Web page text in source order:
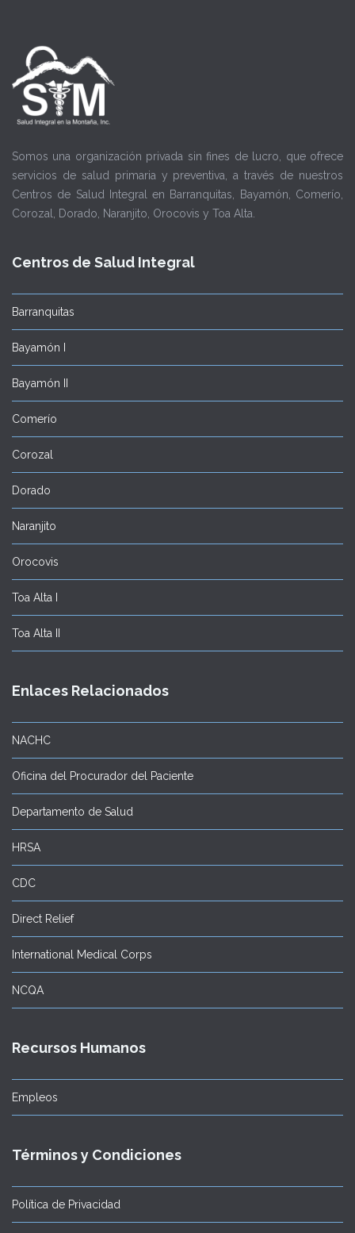
Somos una organización privada sin fines de lucro, que ofrece
servicios de salud primaria y preventiva, a través de nuestros
Centros de Salud Integral en Barranquitas, Bayamón, Comerío,
Corozal, Dorado, Naranjito, Orocovis y Toa Alta.
Centros de Salud Integral
Barranquitas
Bayamón I
Bayamón II
Comerío
Corozal
Dorado
Naranjito
Orocovis
Toa Alta I
Toa Alta II
Enlaces Relacionados
NACHC
Oficina del Procurador del Paciente
Departamento de Salud
HRSA
CDC
Direct Relief
International Medical Corps
NCQA
Recursos Humanos
Empleos
Términos y Condiciones
Política de Privacidad